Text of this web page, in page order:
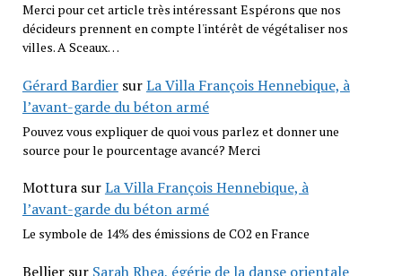
Merci pour cet article très intéressant Espérons que nos
décideurs prennent en compte l'intérêt de végétaliser nos
villes. A Sceaux…
Gérard BardiersurLa Villa François Hennebique, à
l’avant-garde du béton armé
Pouvez vous expliquer de quoi vous parlez et donner une
source pour le pourcentage avancé? Merci
MotturasurLa Villa François Hennebique, à
l’avant-garde du béton armé
Le symbole de 14% des émissions de CO2 en France
Belliersur Sarah Rhea, égérie de la danse orientale